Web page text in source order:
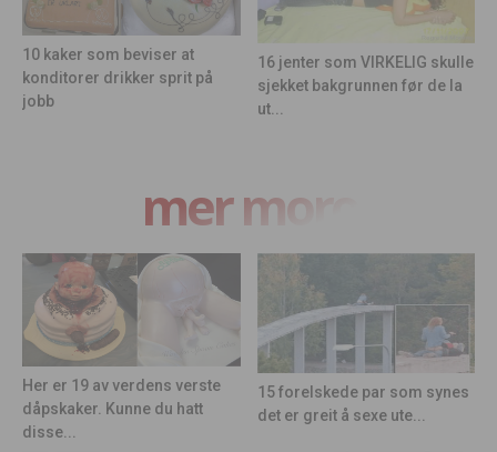
10 kaker som beviser at
konditorer drikker sprit på
jobb
16 jenter som VIRKELIG skulle
sjekket bakgrunnen før de la
ut...
mer moro
Her er 19 av verdens verste
dåpskaker. Kunne du hatt
disse...
15 forelskede par som synes
det er greit å sexe ute...